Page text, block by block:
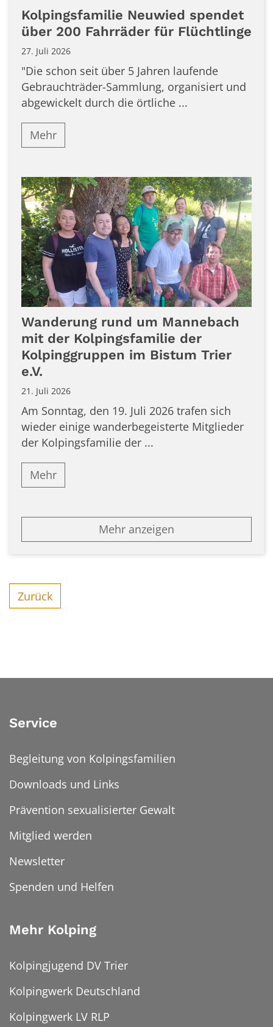
Kolpingsfamilie Neuwied spendet
über 200 Fahrräder für Flüchtlinge
27. Juli 2026
"Die schon seit über 5 Jahren laufende
Gebrauchträder-Sammlung, organisiert und
abgewickelt durch die örtliche ...
Mehr
Wanderung rund um Mannebach
mit der Kolpingsfamilie der
Kolpinggruppen im Bistum Trier
e.V.
21. Juli 2026
Am Sonntag, den 19. Juli 2026 trafen sich
wieder einige wanderbegeisterte Mitglieder
der Kolpingsfamilie der ...
Mehr
Mehr anzeigen
Zurück
Service
Begleitung von Kolpingsfamilien
Downloads und Links
Prävention sexualisierter Gewalt
Mitglied werden
Newsletter
Spenden und Helfen
Mehr Kolping
Kolpingjugend DV Trier
Kolpingwerk Deutschland
Kolpingwerk LV RLP